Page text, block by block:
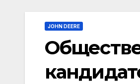
JOHN DEERE